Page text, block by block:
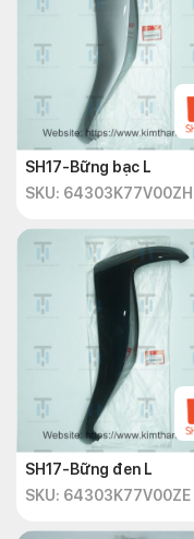
SH17-Bững bạc L
SKU: 64303K77V00ZH
SH17-Bững đen L
SKU: 64303K77V00ZE